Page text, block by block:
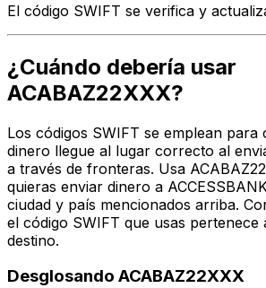
El código SWIFT se verifica y
¿Cuándo debería usar
ACABAZ22XXX?
Los códigos SWIFT se emplean
dinero llegue al lugar correcto al
a través de fronteras. Usa
quieras enviar dinero a
ciudad y país mencionados arriba.
el código SWIFT que usas pertenece
destino.
Desglosando ACABAZ22XXX